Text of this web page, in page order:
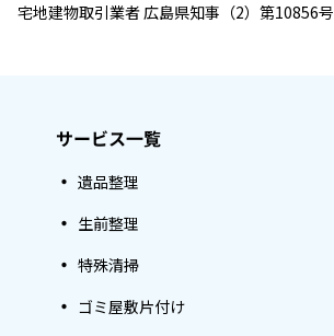
宅地建物取引業者 広島県知事（2）第10856号
サービス一覧
遺品整理
生前整理
特殊清掃
ゴミ屋敷片付け